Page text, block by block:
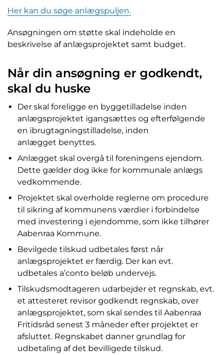
Her kan du søge anlægspuljen.
Ansøgningen om støtte skal indeholde en
beskrivelse af anlægsprojektet samt budget.
Når din ansøgning er godkendt,
skal du huske
Der skal foreligge en byggetilladelse inden
anlægsprojektet igangsættes og efterfølgende
en ibrugtagningstilladelse, inden
anlægget benyttes.
Anlægget skal overgå til foreningens ejendom.
Dette gælder dog ikke for kommunale anlægs
vedkommende.
Projektet skal overholde reglerne om procedure
til sikring af kommunens værdier i forbindelse
med investering i ejendomme, som ikke tilhører
Aabenraa Kommune.
Bevilgede tilskud udbetales først når
anlægsprojektet er færdig. Der kan evt.
udbetales a’conto beløb undervejs.
Tilskudsmodtageren udarbejder et regnskab, evt.
et attesteret revisor godkendt regnskab, over
anlægsprojektet, som skal sendes til Aabenraa
Fritidsråd senest 3 måneder efter projektet er
afsluttet. Regnskabet danner grundlag for
udbetaling af det bevilligede tilskud.